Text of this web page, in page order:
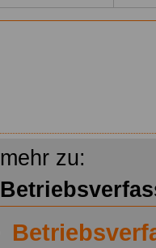
mehr zu: